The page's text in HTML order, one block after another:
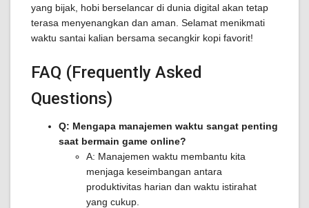
yang bijak, hobi berselancar di dunia digital akan tetap
terasa menyenangkan dan aman. Selamat menikmati
waktu santai kalian bersama secangkir kopi favorit!
FAQ (Frequently Asked
Questions)
Q: Mengapa manajemen waktu sangat penting
saat bermain game online?
A: Manajemen waktu membantu kita
menjaga keseimbangan antara
produktivitas harian dan waktu istirahat
yang cukup.